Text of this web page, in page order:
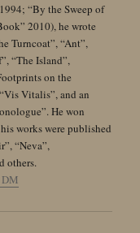
“By the Sweep of
2010), he wrote
Turncoat”, “Ant”,
“The Island”,
on the
Vitalis”, and an
He won
works were published
“Neva”,
others.
DM